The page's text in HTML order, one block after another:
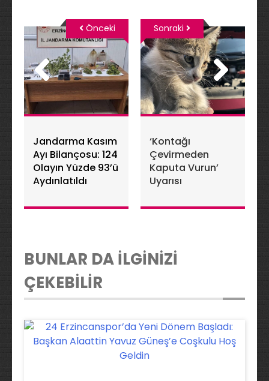
Jandarma Kasım
Ayı Bilançosu: 124
Olayın Yüzde 93’ü
Aydınlatıldı
Önceki
‘Kontağı
Çevirmeden
Kaputa Vurun’
Uyarısı
Sonraki
BUNLAR DA İLGİNİZİ
ÇEKEBİLİR